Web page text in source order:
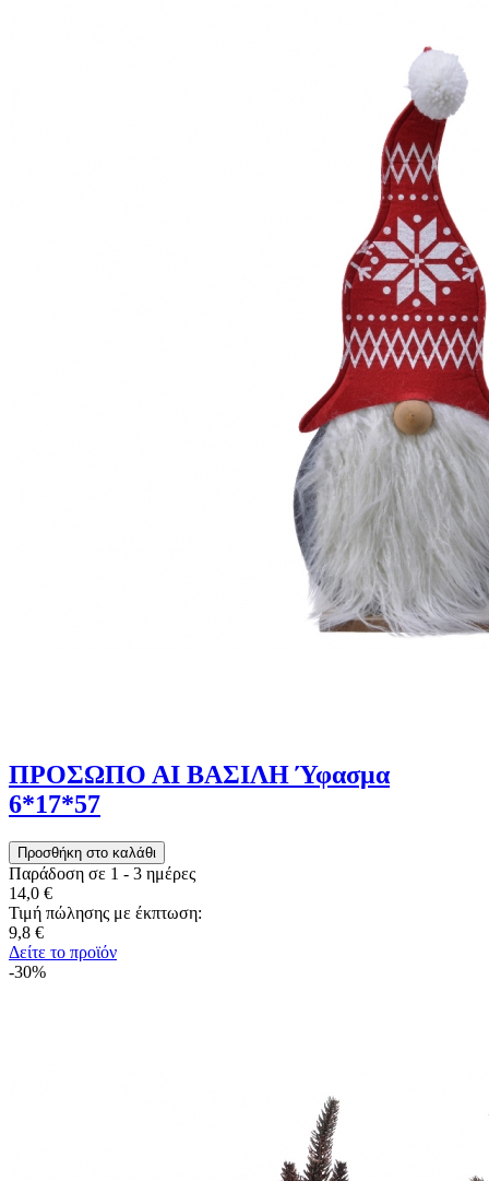
ΠΡΟΣΩΠΟ ΑΙ ΒΑΣΙΛΗ Ύφασμα
6*17*57
Παράδοση σε 1 - 3 ημέρες
14,0 €
Τιμή πώλησης με έκπτωση:
9,8 €
Δείτε το προϊόν
-30%